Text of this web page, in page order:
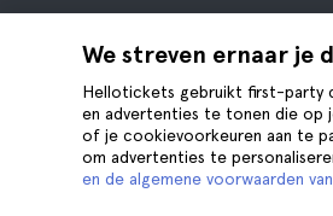
We streven ernaar je
Hellotickets gebruikt first-party
en advertenties te tonen die op
of je cookievoorkeuren aan te
om advertenties te
en de algemene voorwaarden